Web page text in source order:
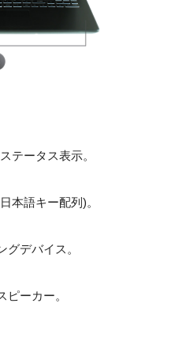
テータス表示。
本語キー配列)。
グデバイス。
ーカー。